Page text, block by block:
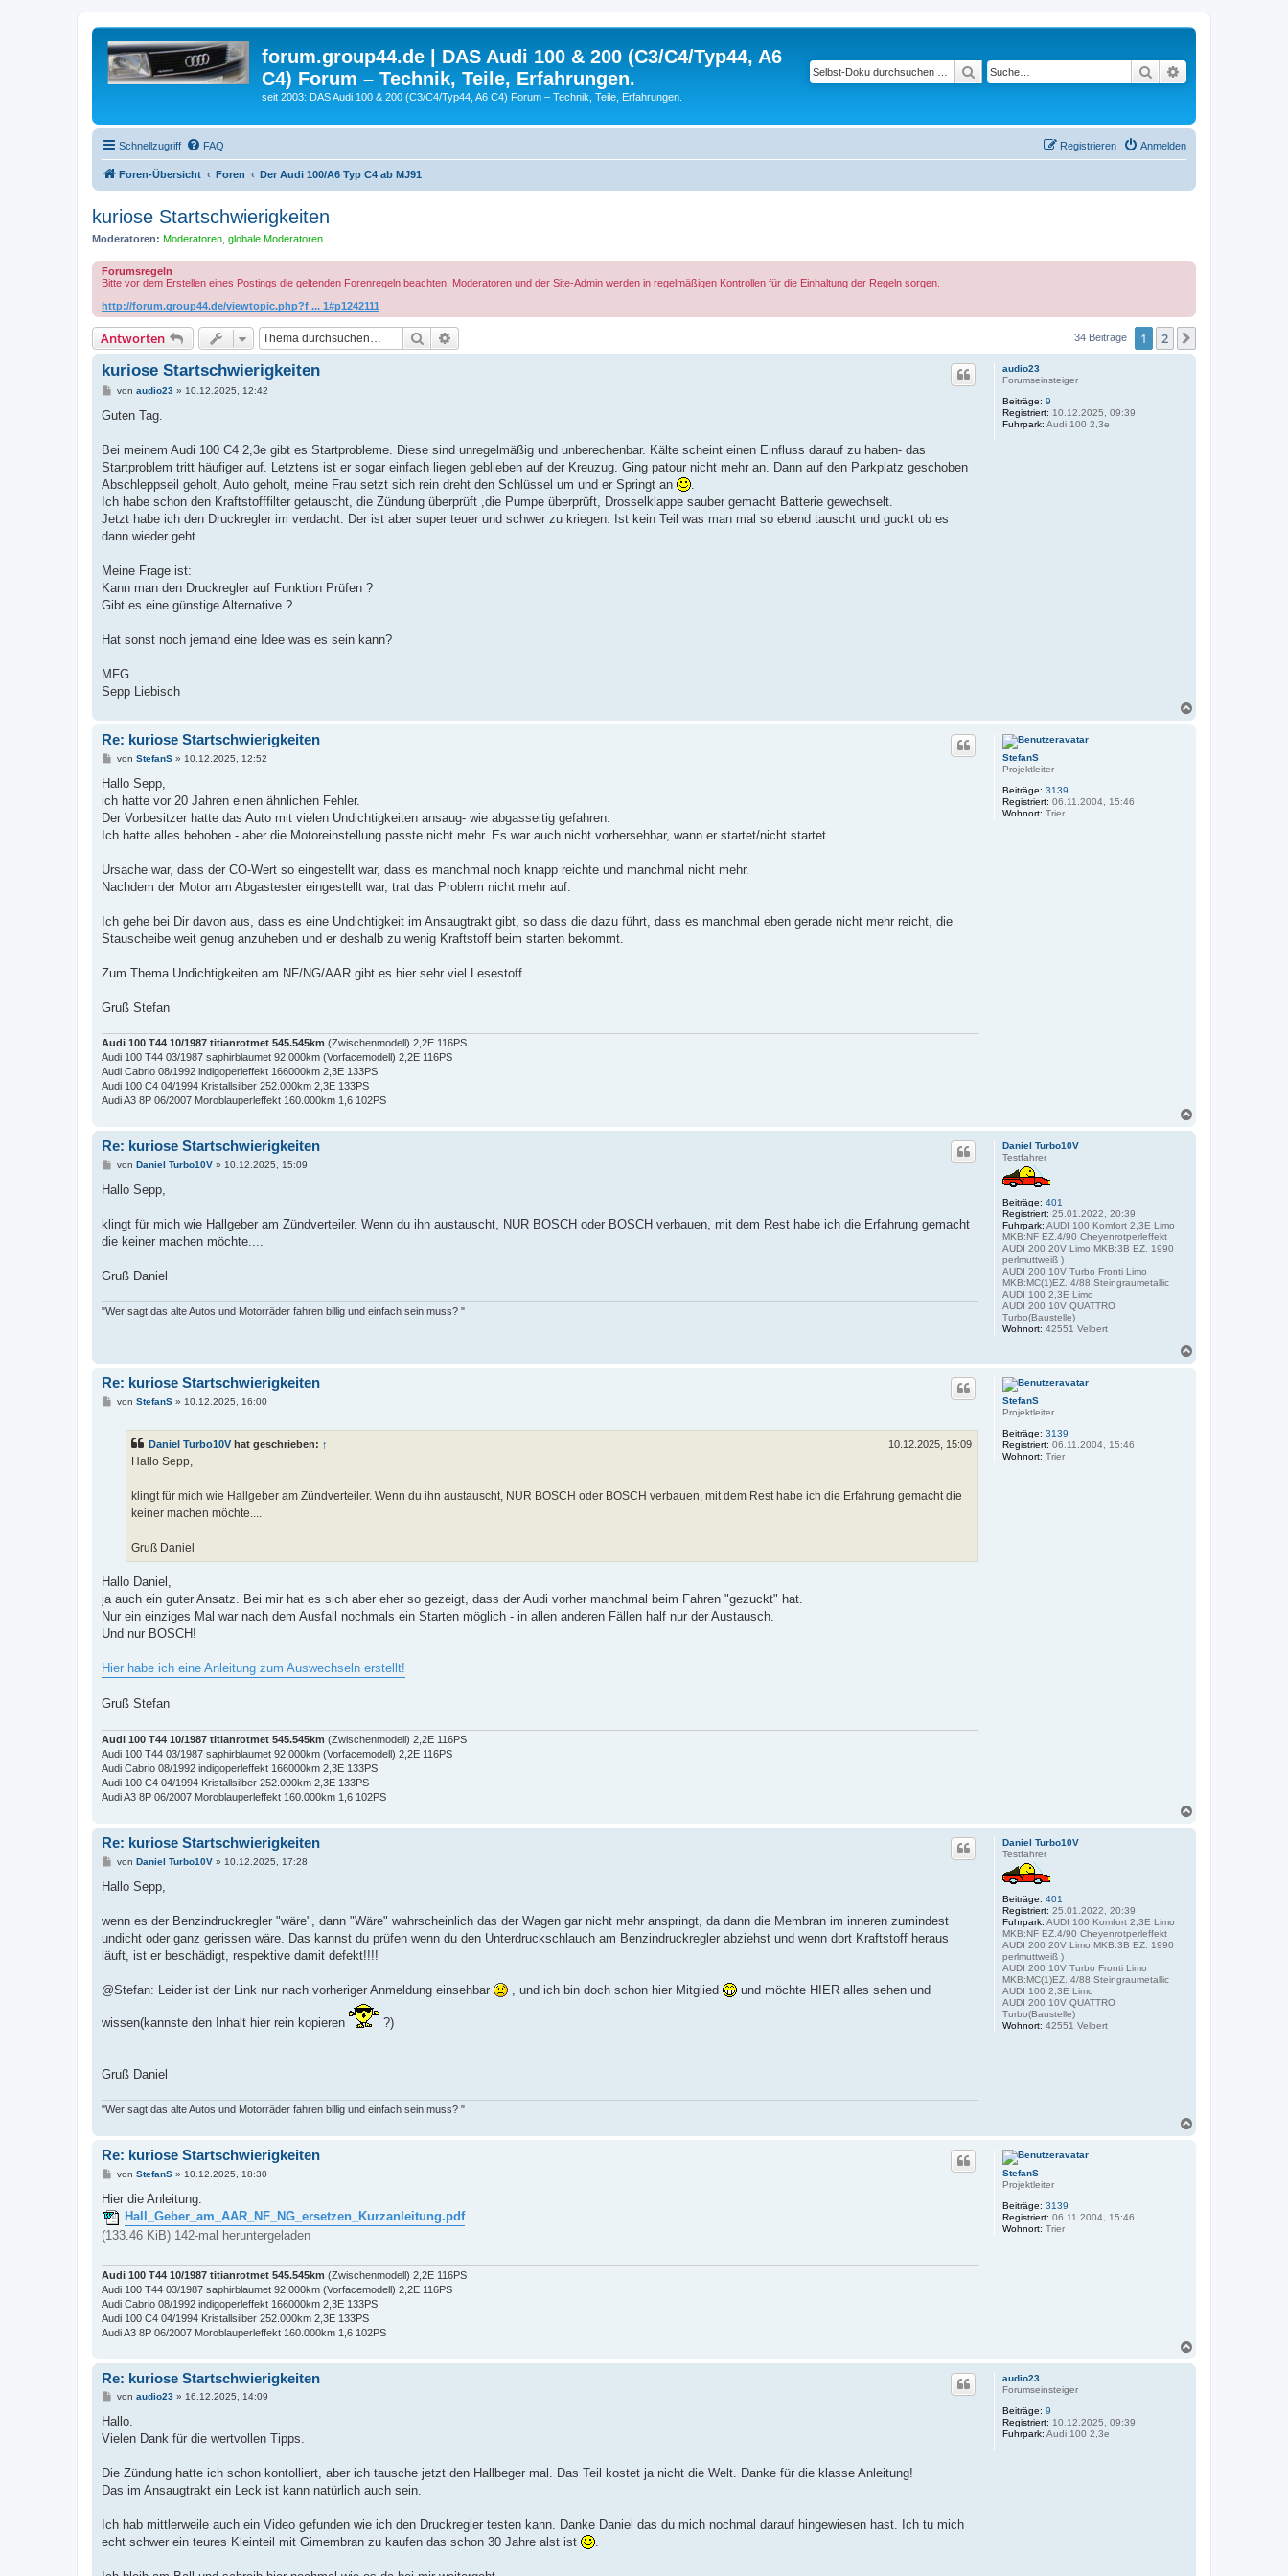
forum.group44.de | DAS Audi 100 & 200 (C3/C4/Typ44, A6
C4) Forum – Technik, Teile, Erfahrungen.
seit 2003: DAS Audi 100 & 200 (C3/C4/Typ44, A6 C4) Forum – Technik, Teile, Erfahrungen.
Suche
Suchen
Schnellzugriff FAQ Anmelden
Registrieren
Foren-Übersicht Foren Der Audi 100/A6 Typ C4 ab MJ91
kuriose Startschwierigkeiten
Moderatoren: Moderatoren globale Moderatoren
Forumsregeln
Bitte vor dem Erstellen eines Postings die geltenden Forenregeln beachten. Moderatoren und der Site-Admin werden in regelmäßigen Kontrollen für die Einhaltung der Regeln sorgen.
http://forum.group44.de/viewtopic.php?f ... 1#p1242111
Antworten Suche 34 Beiträge 1 2
audio23
Forumseinsteiger
Beiträge: 9
Registriert: 10.12.2025, 09:39
Fuhrpark: Audi 100 2,3e
kuriose Startschwierigkeiten
B
i
a
von audio23» 10.12.2025, 12:42
Guten Tag.
Bei meinem Audi 100 C4 2,3e gibt es Startprobleme. Diese sind unregelmäßig und unberechenbar. Kälte scheint einen Einfluss darauf zu haben- das
Startproblem tritt häufiger auf. Letztens ist er sogar einfach liegen geblieben auf der Kreuzug. Ging patour nicht mehr an. Dann auf den Parkplatz geschoben
Abschleppseil geholt, Auto geholt, meine Frau setzt sich rein dreht den Schlüssel um und er Springt an
.
Ich habe schon den Kraftstofffilter getauscht, die Zündung überprüft ,die Pumpe überprüft, Drosselklappe sauber gemacht Batterie gewechselt.
Jetzt habe ich den Druckregler im verdacht. Der ist aber super teuer und schwer zu kriegen. Ist kein Teil was man mal so ebend tauscht und guckt ob es
dann wieder geht.
Meine Frage ist:
Kann man den Druckregler auf Funktion Prüfen ?
Gibt es eine günstige Alternative ?
Hat sonst noch jemand eine Idee was es sein kann?
MFG
Sepp Liebisch
StefanS
Projektleiter
Beiträge: 3139
Registriert: 06.11.2004, 15:46
Wohnort: Trier
Re: kuriose Startschwierigkeiten
B
i
r
a
von StefanS» 10.12.2025, 12:52
Hallo Sepp,
ich hatte vor 20 Jahren einen ähnlichen Fehler.
Der Vorbesitzer hatte das Auto mit vielen Undichtigkeiten ansaug- wie abgasseitig gefahren.
Ich hatte alles behoben - aber die Motoreinstellung passte nicht mehr. Es war auch nicht vorhersehbar, wann er startet/nicht startet.
Ursache war, dass der CO-Wert so eingestellt war, dass es manchmal noch knapp reichte und manchmal nicht mehr.
Nachdem der Motor am Abgastester eingestellt war, trat das Problem nicht mehr auf.
Ich gehe bei Dir davon aus, dass es eine Undichtigkeit im Ansaugtrakt gibt, so dass die dazu führt, dass es manchmal eben gerade nicht mehr reicht, die
Stauscheibe weit genug anzuheben und er deshalb zu wenig Kraftstoff beim starten bekommt.
Zum Thema Undichtigkeiten am NF/NG/AAR gibt es hier sehr viel Lesestoff...
Gruß Stefan
Audi 100 T44 10/1987 titianrotmet 545.545km (Zwischenmodell) 2,2E 116PS
Audi 100 T44 03/1987 saphirblaumet 92.000km (Vorfacemodell) 2,2E 116PS
Audi Cabrio 08/1992 indigoperleffekt 166000km 2,3E 133PS
Audi 100 C4 04/1994 Kristallsilber 252.000km 2,3E 133PS
Audi A3 8P 06/2007 Moroblauperleffekt 160.000km 1,6 102PS
Daniel Turbo10V
Testfahrer
Beiträge: 401
Registriert: 25.01.2022, 20:39
Fuhrpark: AUDI 100 Komfort 2,3E Limo
MKB:NF EZ.4/90 Cheyenrotperleffekt
AUDI 200 20V Limo MKB:3B EZ. 1990
perlmuttweiß )
AUDI 200 10V Turbo Fronti Limo
MKB:MC(1)EZ. 4/88 Steingraumetallic
AUDI 100 2,3E Limo
AUDI 200 10V QUATTRO
Turbo(Baustelle)
Wohnort: 42551 Velbert
Re: kuriose Startschwierigkeiten
B
i
a
von Daniel Turbo10V» 10.12.2025, 15:09
Hallo Sepp,
klingt für mich wie Hallgeber am Zündverteiler. Wenn du ihn austauscht, NUR BOSCH oder BOSCH verbauen, mit dem Rest habe ich die Erfahrung gemacht
die keiner machen möchte....
Gruß Daniel
"Wer sagt das alte Autos und Motorräder fahren billig und einfach sein muss? "
StefanS
Projektleiter
Beiträge: 3139
Registriert: 06.11.2004, 15:46
Wohnort: Trier
Re: kuriose Startschwierigkeiten
Bvon StefanS» 10.12.2025, 16:00
Daniel Turbo10V hat geschrieben: ↑ 10.12.2025, 15:09
Hallo Sepp,
klingt für mich wie Hallgeber am Zündverteiler. Wenn du ihn austauscht, NUR BOSCH oder BOSCH verbauen, mit dem Rest habe ich die Erfahrung gemacht die
keiner machen möchte....
Gruß Daniel
Hallo Daniel,
ja auch ein guter Ansatz. Bei mir hat es sich aber eher so gezeigt, dass der Audi vorher manchmal beim Fahren "gezuckt" hat.
Nur ein einziges Mal war nach dem Ausfall nochmals ein Starten möglich - in allen anderen Fällen half nur der Austausch.
Und nur BOSCH!
Hier habe ich eine Anleitung zum Auswechseln erstellt!
Gruß Stefan
Audi 100 T44 10/1987 titianrotmet 545.545km (Zwischenmodell) 2,2E 116PS
Audi 100 T44 03/1987 saphirblaumet 92.000km (Vorfacemodell) 2,2E 116PS
Audi Cabrio 08/1992 indigoperleffekt 166000km 2,3E 133PS
Audi 100 C4 04/1994 Kristallsilber 252.000km 2,3E 133PS
Audi A3 8P 06/2007 Moroblauperleffekt 160.000km 1,6 102PS
Daniel Turbo10V
Testfahrer
Beiträge: 401
Registriert: 25.01.2022, 20:39
Fuhrpark: AUDI 100 Komfort 2,3E Limo
MKB:NF EZ.4/90 Cheyenrotperleffekt
AUDI 200 20V Limo MKB:3B EZ. 1990
perlmuttweiß )
AUDI 200 10V Turbo Fronti Limo
MKB:MC(1)EZ. 4/88 Steingraumetallic
AUDI 100 2,3E Limo
AUDI 200 10V QUATTRO
Turbo(Baustelle)
Wohnort: 42551 Velbert
Re: kuriose Startschwierigkeiten
B
i
a
von Daniel Turbo10V» 10.12.2025, 17:28
Hallo Sepp,
wenn es der Benzindruckregler "wäre", dann "Wäre" wahrscheinlich das der Wagen gar nicht mehr anspringt, da dann die Membran im inneren zumindest
undicht oder ganz gerissen wäre. Das kannst du prüfen wenn du den Unterdruckschlauch am Benzindruckregler abziehst und wenn dort Kraftstoff heraus
läuft, ist er beschädigt, respektive damit defekt!!!!
@Stefan: Leider ist der Link nur nach vorheriger Anmeldung einsehbar , und ich bin doch schon hier Mitglied und möchte HIER alles sehen und
wissen(kannste den Inhalt hier rein kopieren ?)
Gruß Daniel
"Wer sagt das alte Autos und Motorräder fahren billig und einfach sein muss? "
StefanS
Projektleiter
Beiträge: 3139
Registriert: 06.11.2004, 15:46
Wohnort: Trier
Re: kuriose Startschwierigkeiten
B
i
r
a
g
von StefanS» 10.12.2025, 18:30
Hier die Anleitung:
Hall_Geber_am_AAR_NF_NG_ersetzen_Kurzanleitung.pdf
(133.46 KiB) 142-mal heruntergeladen
Audi 100 T44 10/1987 titianrotmet 545.545km (Zwischenmodell) 2,2E 116PS
Audi 100 T44 03/1987 saphirblaumet 92.000km (Vorfacemodell) 2,2E 116PS
Audi Cabrio 08/1992 indigoperleffekt 166000km 2,3E 133PS
Audi 100 C4 04/1994 Kristallsilber 252.000km 2,3E 133PS
Audi A3 8P 06/2007 Moroblauperleffekt 160.000km 1,6 102PS
audio23
Forumseinsteiger
Beiträge: 9
Registriert: 10.12.2025, 09:39
Fuhrpark: Audi 100 2,3e
Re: kuriose Startschwierigkeiten
B
i
r
von audio23» 16.12.2025, 14:09
Hallo.
Vielen Dank für die wertvollen Tipps.
Die Zündung hatte ich schon kontolliert, aber ich tausche jetzt den Hallbeger mal. Das Teil kostet ja nicht die Welt. Danke für die klasse Anleitung!
Das im Ansaugtrakt ein Leck ist kann natürlich auch sein.
Ich hab mittlerweile auch ein Video gefunden wie ich den Druckregler testen kann. Danke Daniel das du mich nochmal darauf hingewiesen hast. Ich tu mich
echt schwer ein teures Kleinteil mit Gimembran zu kaufen das schon 30 Jahre alst ist
.